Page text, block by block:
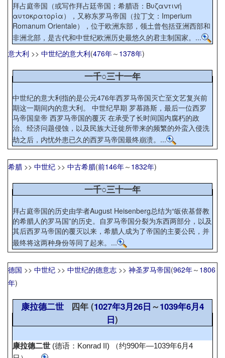
拜占庭帝国（或写作拜占廷帝国；希腊语：Βυζαντινή
αυτοκρατορία），又称东罗马帝国（拉丁文：Imperium
Romanum Orientale），位于欧洲东部，领土曾包括亚洲西部和
非洲北部，是古代和中世纪欧洲历史最悠久的君主制国家。...
意大利 >> 中世纪的意大利(476年～ 1378年)
一千○三十一年
中世纪的意大利指的是公元476年西罗马帝国灭亡至文艺复兴前
期这一期间内的意大利。 中世纪早期 罗慕路斯，最后一位西罗
马帝国皇帝 西罗马帝国的覆灭 在承受了长时间国内腐朽的政
治、经济问题侵蚀，以及民族大迁徙所带来的频繁的外蛮入侵洗
劫之后，内忧外患已久的西罗马帝国最终崩溃。...
希腊 >> 中世纪 >> 中古希腊(前146年～ 1832年)
一千○三十一年
拜占庭帝国的历史由学者August Heisenberg总结为“皈依基督教
的希腊人的罗马国”的历史。自罗马帝国分裂为东西两部分，以及
其后西罗马帝国的覆灭以来，希腊人成为了帝国的主要公民，并
最终将这两种身份等同了起来。...
德国 >> 中世纪 >> 中世纪的德意志 >> 神圣罗马帝国(962年～ 1806
年)
康拉德二世四年 (1027年3月26日 ～1039年6月4
日)
康拉德二世 (德语： Konrad II) （约990年—1039年6月4